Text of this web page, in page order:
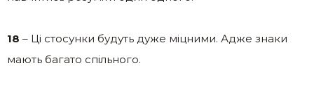
18 – Ці стосунки будуть дуже міцними. Адже знаки
мають багато спільного.